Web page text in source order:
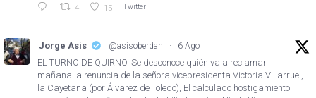
4 15 Twitter
Jorge Asis @asisoberdan · 6 Ago
EL TURNO DE QUIRNO. Se desconoce quién va a reclamar
mañana la renuncia de la señora vicepresidenta Victoria Villarruel,
la Cayetana (por Álvarez de Toledo), El calculado hostigamiento